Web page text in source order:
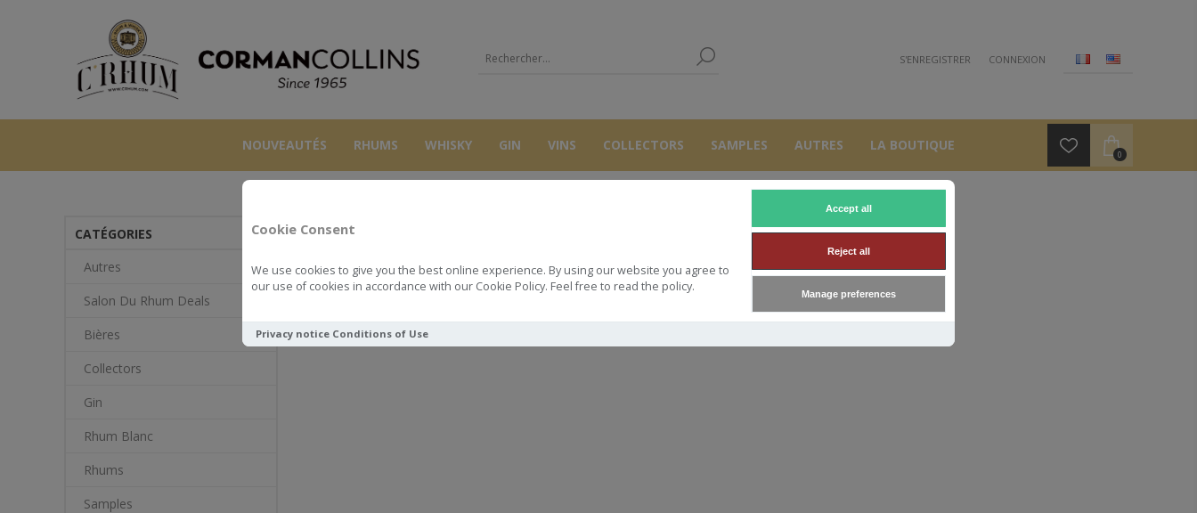
Cookie Consent
We use cookies to give you the best online experience. By using our website you agree to
our use of cookies in accordance with our Cookie Policy. Feel free to read the policy.
Accept all
Reject all
Manage preferences
Privacy notice Conditions of Use
S'ENREGISTRER CONNEXION
NOUVEAUTÉS RHUMS WHISKY GIN VINS COLLECTORS SAMPLES AUTRES LA BOUTIQUE
0
KINCLAITH
CATÉGORIES
Autres
Salon Du Rhum Deals
Bières
Collectors
Gin
Rhum Blanc
Rhums
Samples